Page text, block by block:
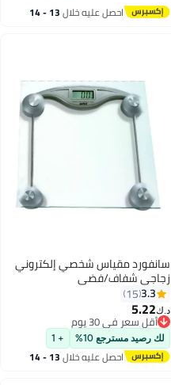
احصل عليه خلال 13 - 14
سانفورد مقياس شخصي إلكتروني
زجاجي شفاف/فضي
3.3
15
د.ك‏5.22
أقل سعر في 30 يوم
أقل سعر في 30 يوم
لك رصيد مسترجع 10% + 1
احصل عليه خلال 13 - 14